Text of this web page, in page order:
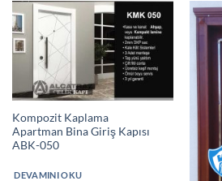
Kompozit Kaplama
Apartman Bina Giriş Kapısı
ABK-050
DEVAMINI OKU